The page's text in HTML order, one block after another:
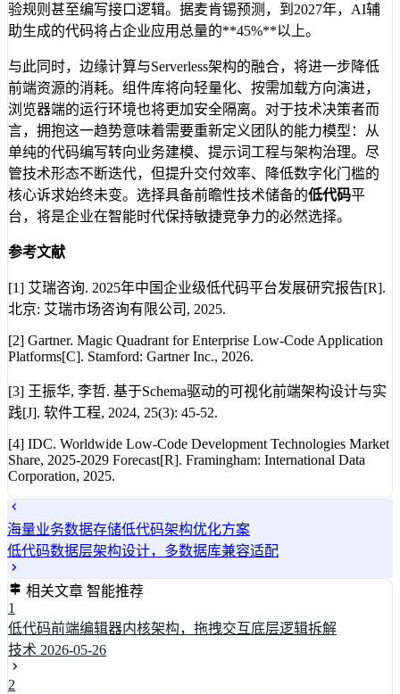
验规则甚至编写接口逻辑。据麦肯锡预测，到2027年，AI辅
助生成的代码将占企业应用总量的**45%**以上。
与此同时，边缘计算与Serverless架构的融合，将进一步降低
前端资源的消耗。组件库将向轻量化、按需加载方向演进，
浏览器端的运行环境也将更加安全隔离。对于技术决策者而
言，拥抱这一趋势意味着需要重新定义团队的能力模型：从
单纯的代码编写转向业务建模、提示词工程与架构治理。尽
管技术形态不断迭代，但提升交付效率、降低数字化门槛的
核心诉求始终未变。选择具备前瞻性技术储备的低代码平
台，将是企业在智能时代保持敏捷竞争力的必然选择。
参考文献
[1] 艾瑞咨询. 2025年中国企业级低代码平台发展研究报告[R].
北京: 艾瑞市场咨询有限公司, 2025.
[2] Gartner. Magic Quadrant for Enterprise Low-Code Application
Platforms[C]. Stamford: Gartner Inc., 2026.
[3] 王振华, 李哲. 基于Schema驱动的可视化前端架构设计与实
践[J]. 软件工程, 2024, 25(3): 45-52.
[4] IDC. Worldwide Low-Code Development Technologies Market
Share, 2025-2029 Forecast[R]. Framingham: International Data
Corporation, 2025.
海量业务数据存储低代码架构优化方案
低代码数据层架构设计，多数据库兼容适配
相关文章 智能推荐
1
低代码前端编辑器内核架构，拖拽交互底层逻辑拆解
技术 2026-05-26
2